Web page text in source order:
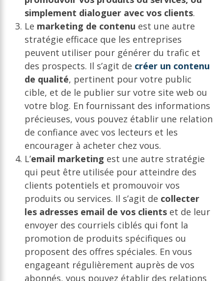
simplement dialoguer avec vos clients.
Le marketing de contenu est une autre
stratégie efficace que les entreprises
peuvent utiliser pour générer du trafic et
des prospects. Il s’agit de créer un contenu
de qualité, pertinent pour votre public
cible, et de le publier sur votre site web ou
votre blog. En fournissant des informations
précieuses, vous pouvez établir une relation
de confiance avec vos lecteurs et les
encourager à acheter chez vous.
L’email marketing est une autre stratégie
qui peut être utilisée pour atteindre des
clients potentiels et promouvoir vos
produits ou services. Il s’agit de collecter
les adresses email de vos clientset de leur
envoyer des courriels ciblés qui font la
promotion de produits spécifiques ou
proposent des offres spéciales. En vous
engageant régulièrement auprès de vos
abonnés, vous pouvez établir des relations